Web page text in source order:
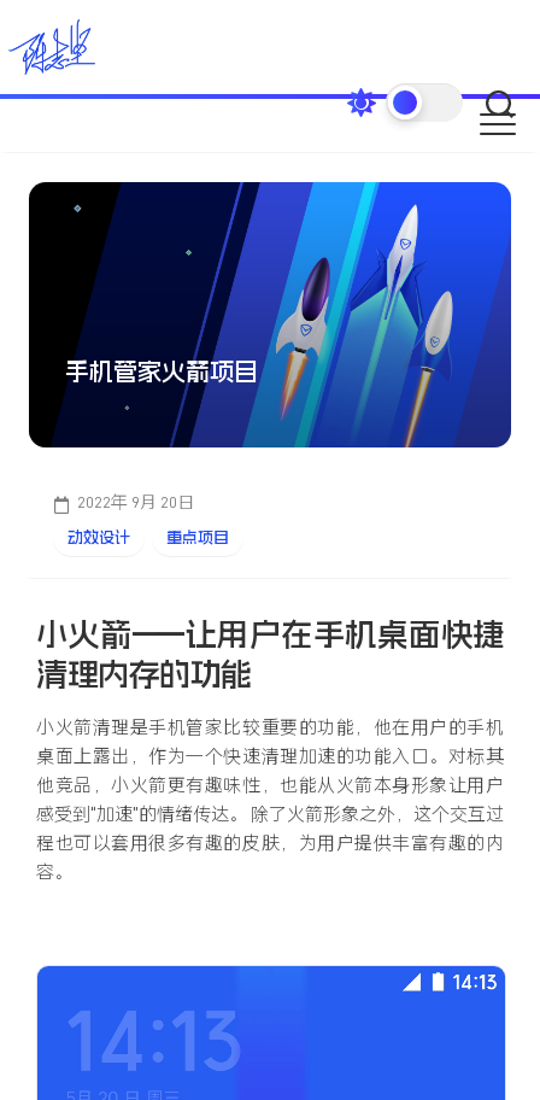
content
手机管家火箭项目
2022年 9月 20日
动效设计 重点项目
小火箭——让用户在手机桌面快捷
清理内存的功能
小火箭清理是手机管家比较重要的功能，他在用户的手机
桌面上露出，作为一个快速清理加速的功能入口。对标其
他竞品，小火箭更有趣味性，也能从火箭本身形象让用户
感受到“加速”的情绪传达。 除了火箭形象之外，这个交互过
程也可以套用很多有趣的皮肤，为用户提供丰富有趣的内
容。